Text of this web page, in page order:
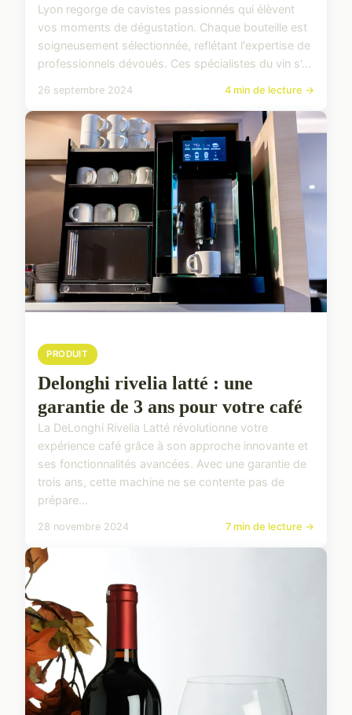
Lyon regorge de cavistes passionnés qui élèvent
vos moments de dégustation. Chaque bouteille est
soigneusement sélectionnée, reflétant l'expertise de
professionnels dévoués. Ces spécialistes du vin s'...
26 septembre 2024 4 min de lecture →
PRODUIT
Delonghi rivelia latté : une
garantie de 3 ans pour votre café
La DeLonghi Rivelia Latté révolutionne votre
expérience café grâce à son approche innovante et
ses fonctionnalités avancées. Avec une garantie de
trois ans, cette machine ne se contente pas de
prépare...
28 novembre 2024 7 min de lecture →